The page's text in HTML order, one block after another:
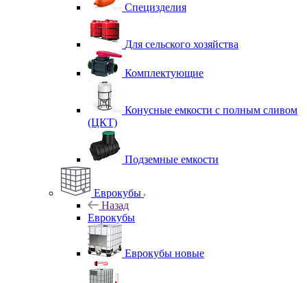
Специзделия
Для сельского хозяйства
Комплектующие
Конусные емкости с полным сливом
(ЦКТ)
Подземные емкости
Еврокубы
Назад
Еврокубы
Еврокубы новые